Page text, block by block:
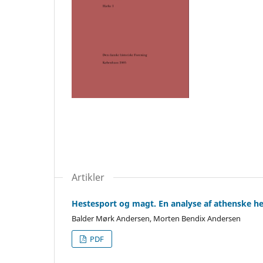
Artikler
Hestesport og magt. En analyse af athenske
Balder Mørk Andersen, Morten Bendix Andersen
PDF